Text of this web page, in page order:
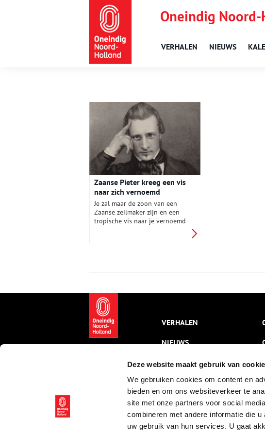
Deze website maakt gebruik van
We gebruiken cookies om content en
bieden en om ons websiteverkeer te
site met onze partners voor social
combineren met andere informatie die
uw gebruik van hun services. U gaat
Oneindig
VERHALEN NIEUWS
Zaanse Pieter kreeg een vis
naar zich vernoemd
Je zal maar de zoon van een
Zaanse zeilmaker zijn en een
tropische vis naar je vernoemd
leger terecht? Waarom kreeg hij
apothekers een drankje naar
hem?
VERHALEN
NIEUWS
KALENDER
THEMA’S
ACTIVITEITEN
VIDEO’S